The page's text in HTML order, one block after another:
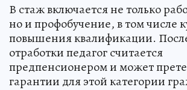
В стаж включается не только
но и профобучение, в том числе
повышения квалификации.
отработки педагог считается
предпенсионером и может
гарантии для этой категории